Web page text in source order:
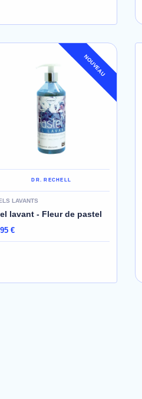
AJOUTER AU PANIER NOUVEAU
DR. RECHELL
LAVANTS
lavant - Fleur de pastel
€